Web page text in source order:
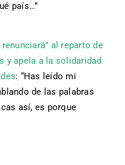
país…”
renunciará” al reparto de
y apela a la solidaridad
: “Has leído mi
de las palabras
así, es porque